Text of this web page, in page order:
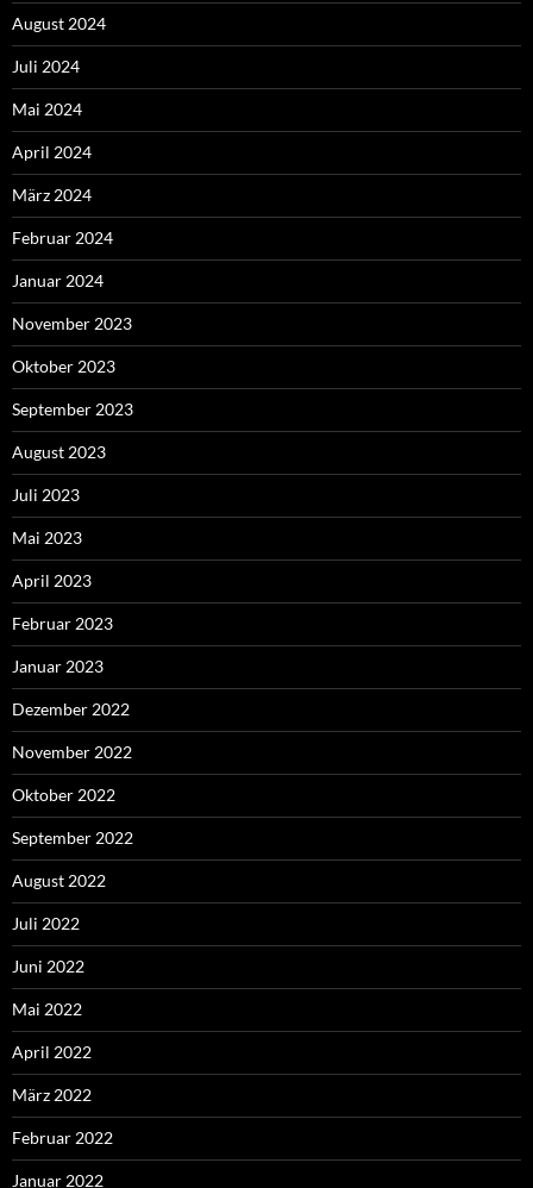
August 2024
Juli 2024
Mai 2024
April 2024
März 2024
Februar 2024
Januar 2024
November 2023
Oktober 2023
September 2023
August 2023
Juli 2023
Mai 2023
April 2023
Februar 2023
Januar 2023
Dezember 2022
November 2022
Oktober 2022
September 2022
August 2022
Juli 2022
Juni 2022
Mai 2022
April 2022
März 2022
Februar 2022
Januar 2022